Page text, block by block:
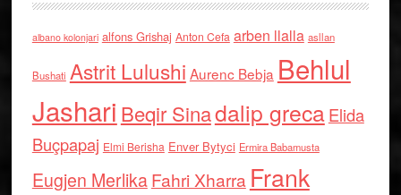
albano kolonjari alfons Grishaj Anton Cefa arben llalla asllan
Bushati Astrit Lulushi Aurenc Bebja Behlul
Jashari Beqir Sinadalip grecaElida
Buçpapaj Elmi Berisha Enver Bytyci Ermira Babamusta
Eugjen MerlikaFahri Xharra Frank